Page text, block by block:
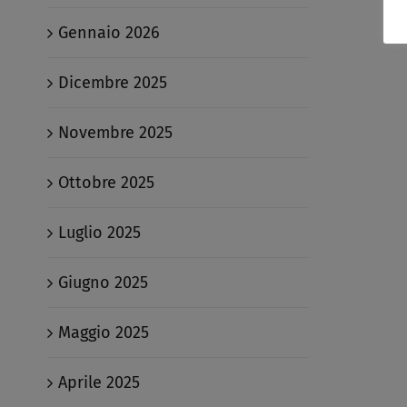
Gennaio 2026
Dicembre 2025
Novembre 2025
Ottobre 2025
Luglio 2025
Giugno 2025
Maggio 2025
Aprile 2025